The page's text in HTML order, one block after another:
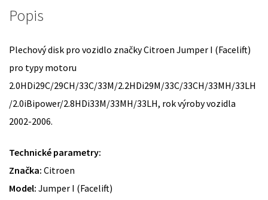
Popis
Plechový disk pro vozidlo značky Citroen Jumper I (Facelift)
pro typy motoru
2.0HDi29C/29CH/33C/33M/2.2HDi29M/33C/33CH/33MH/33LH
/2.0iBipower/2.8HDi33M/33MH/33LH, rok výroby vozidla
2002-2006.
Technické parametry:
Značka: Citroen
Model: Jumper I (Facelift)